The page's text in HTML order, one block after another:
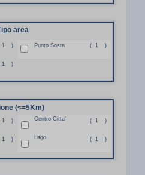
area
1 ) Punto Sosta ( 1 )
1 )
(<=5Km)
1 ) Centro Citta' ( 1 )
1 ) Lago ( 1 )